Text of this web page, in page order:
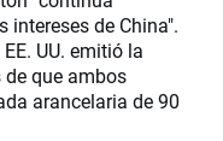
de China".
UU. emitió la
que ambos
arancelaria de 90